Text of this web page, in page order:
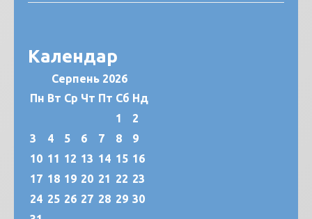
Календар
Серпень 2026
Пн Вт Ср Чт Пт Сб Нд
1
2
3
4 5 6 7 8
9
10 11 12 13 14 15 16
17 18 19 20 21 22 23
24 25 26 27 28 29 30